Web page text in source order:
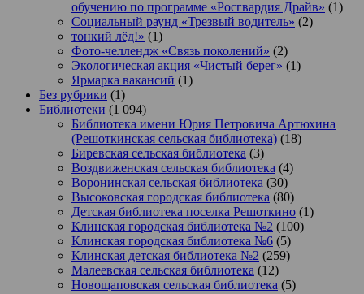
обучению по программе «Росгвардия Драйв» (1)
Социальный раунд «Трезвый водитель» (2)
тонкий лёд!» (1)
Фото-челлендж «Связь поколений» (2)
Экологическая акция «Чистый берег» (1)
Ярмарка вакансий (1)
Без рубрики (1)
Библиотеки (1 094)
Библиотека имени Юрия Петровича Артюхина
(Решоткинская сельская библиотека) (18)
Биревская сельская библиотека (3)
Воздвиженская сельская библиотека (4)
Воронинская сельская библиотека (30)
Высоковская городская библиотека (80)
Детская библиотека поселка Решоткино (1)
Клинская городская библиотека №2 (100)
Клинская городская библиотека №6 (5)
Клинская детская библиотека №2 (259)
Малеевская сельская библиотека (12)
Новощаповская сельская библиотека (5)